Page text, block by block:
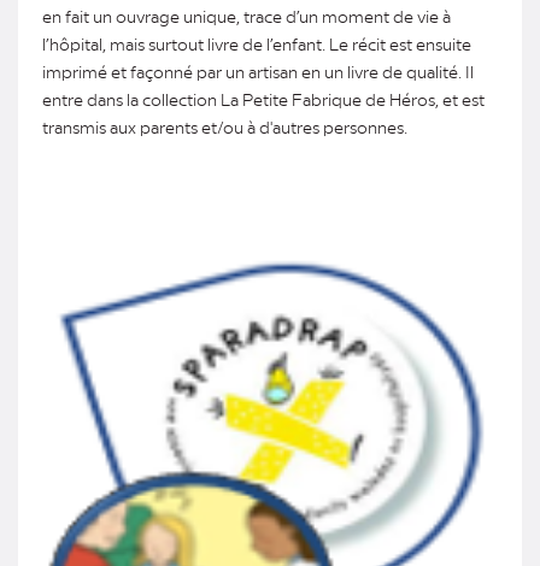
en fait un ouvrage unique, trace d’un moment de vie à
l’hôpital, mais surtout livre de l’enfant. Le récit est ensuite
imprimé et façonné par un artisan en un livre de qualité. Il
entre dans la collection La Petite Fabrique de Héros, et est
transmis aux parents et/ou à d'autres personnes.